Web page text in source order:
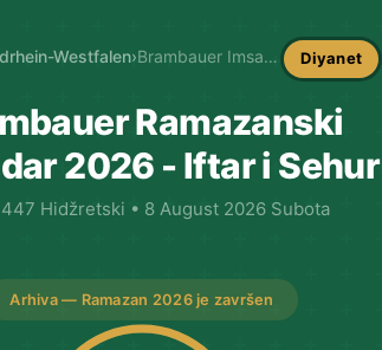
Westfalen› Brambauer Imsakija Diyanet
Ramazanski
2026 - Iftar i Sehur
Hidžretski • 8 August 2026 Subota
Arhiva — Ramazan 2026 je završen